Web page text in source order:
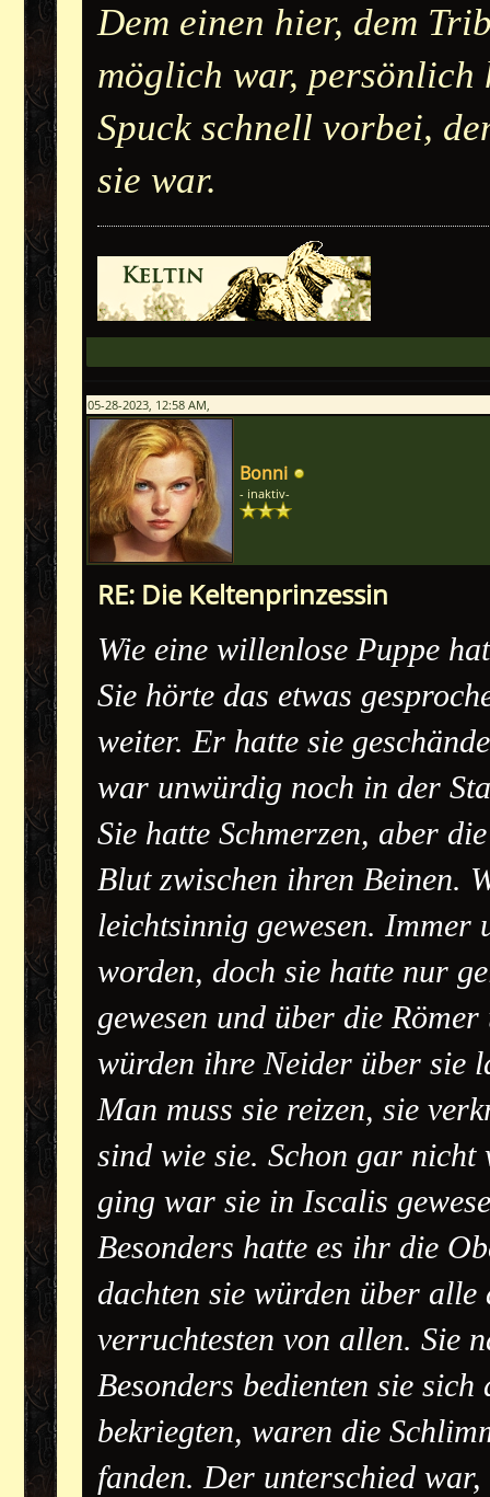
Dem einen hier, dem
möglich war,
Spuck schnell vorbei,
sie war.
05-28-2023, 12:58 AM,
Bonni
- inaktiv-
RE: Die Keltenprinzessin
Wie eine willenlose Puppe
Sie hörte das etwas
weiter. Er hatte sie
war unwürdig noch in der
Sie hatte Schmerzen, aber
Blut zwischen ihren Beinen.
leichtsinnig gewesen.
worden, doch sie hatte nur
gewesen und über die
würden ihre Neider über sie
Man muss sie reizen, sie
sind wie sie. Schon gar nicht
ging war sie in Iscalis
Besonders hatte es ihr die
dachten sie würden über alle
verruchtesten von allen. Sie
Besonders bedienten sie
bekriegten, waren die
fanden. Der unterschied